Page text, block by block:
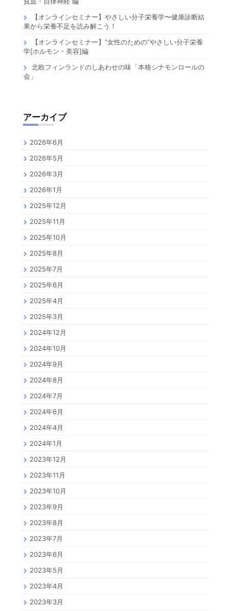
【オンラインセミナー】やさしい分子栄養学〜健康診断結
果から栄養不足を読み解こう！
【オンラインセミナー】”女性のための”やさしい分子栄養
学[ホルモン・美容]編
北欧フィンランドのしあわせの味「本格シナモンロールの
会」
アーカイブ
2026年6月
2026年5月
2026年3月
2026年1月
2025年12月
2025年11月
2025年10月
2025年8月
2025年7月
2025年6月
2025年4月
2025年3月
2024年12月
2024年10月
2024年9月
2024年8月
2024年7月
2024年6月
2024年4月
2024年1月
2023年12月
2023年11月
2023年10月
2023年9月
2023年8月
2023年7月
2023年6月
2023年5月
2023年4月
2023年3月